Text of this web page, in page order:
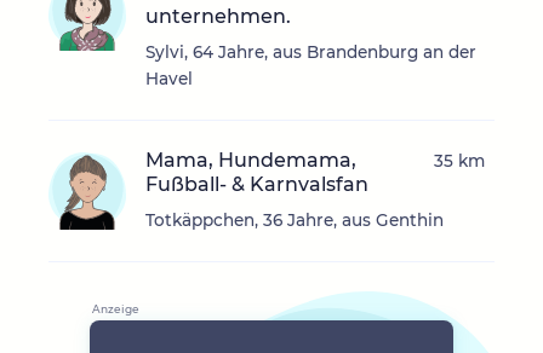
unternehmen.
Sylvi, 64 Jahre, aus Brandenburg an der
Havel
Mama, Hundemama,
Fußball- & Karnvalsfan
Totkäppchen, 36 Jahre, aus Genthin
35 km